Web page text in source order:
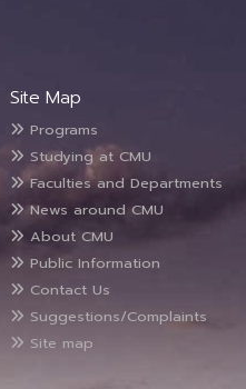
Site Map
Programs
Studying at CMU
Faculties and Departments
News around CMU
About CMU
Public Information
Contact Us
Suggestions/Complaints
Site map